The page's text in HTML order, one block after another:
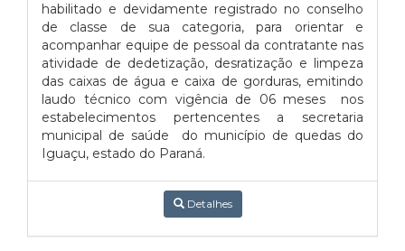
habilitado e devidamente registrado no conselho
de classe de sua categoria, para orientar e
acompanhar equipe de pessoal da contratante nas
atividade de dedetização, desratização e limpeza
das caixas de água e caixa de gorduras, emitindo
laudo técnico com vigência de 06 meses nos
estabelecimentos pertencentes a secretaria
municipal de saúde do município de quedas do
Iguaçu, estado do Paraná.
Detalhes